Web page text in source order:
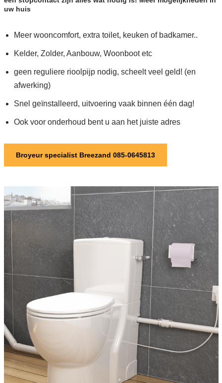
uw huis
Meer wooncomfort, extra toilet, keuken of badkamer..
Kelder, Zolder, Aanbouw, Woonboot etc
geen reguliere rioolpijp nodig, scheelt veel geld! (en
afwerking)
Snel geïnstalleerd, uitvoering vaak binnen één dag!
Ook voor onderhoud bent u aan het juiste adres
Broyeur specialist Breezand 085-0645813